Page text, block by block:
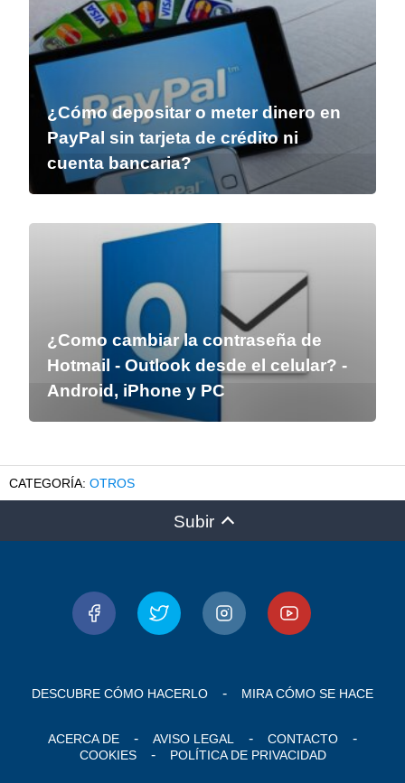
¿Cómo depositar o meter dinero en
PayPal sin tarjeta de crédito ni
cuenta bancaria?
¿Como cambiar la contraseña de
Hotmail - Outlook desde el celular? -
Android, iPhone y PC
OTROS
Subir
DESCUBRE CÓMO HACERLO MIRA CÓMO SE HACE
ACERCA DE AVISO LEGAL
CONTACTO
COOKIES
POLÍTICA DE PRIVACIDAD